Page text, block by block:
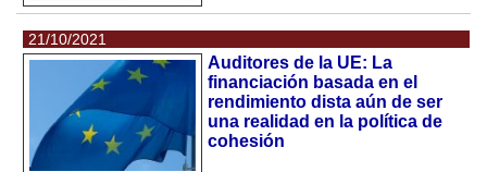
21/10/2021
Auditores de la UE: La
financiación basada en el
rendimiento dista aún de ser
una realidad en la política de
cohesión